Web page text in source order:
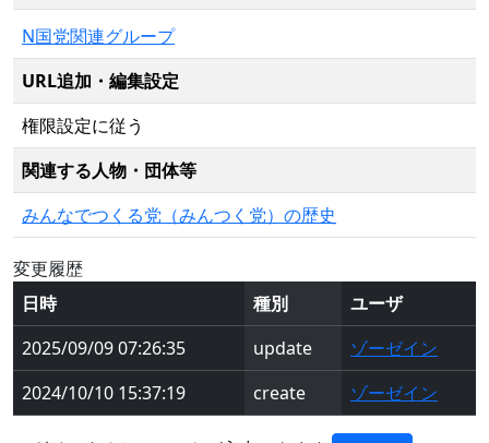
N国党関連グループ
URL追加・編集設定
権限設定に従う
関連する人物・団体等
みんなでつくる党（みんつく党）の歴史
変更履歴
日時
種別
ユーザ
2025/09/09 07:26:35
update
ゾーゼイン
2024/10/10 15:37:19
create ゾーゼイン